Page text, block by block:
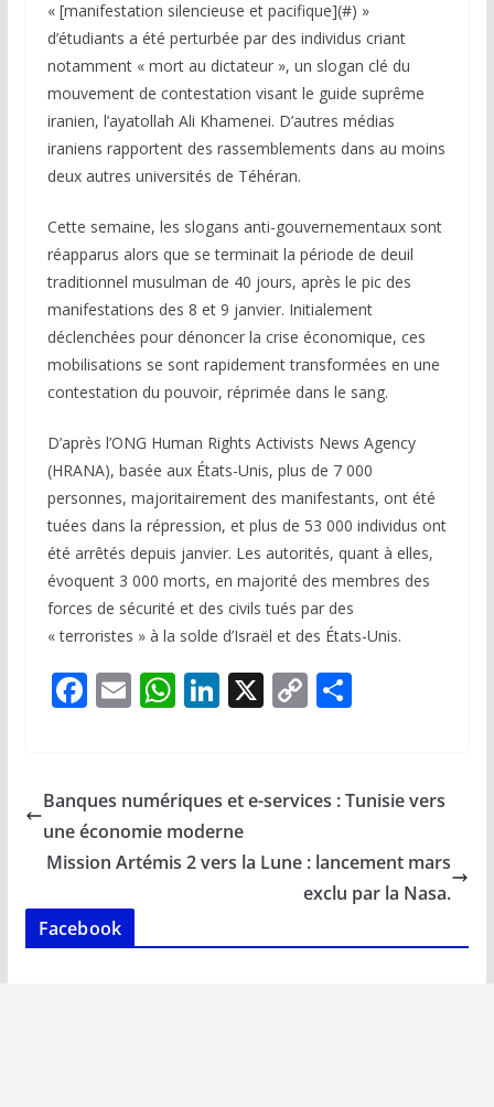
« [manifestation silencieuse et pacifique](#) »
d’étudiants a été perturbée par des individus criant
notamment « mort au dictateur », un slogan clé du
mouvement de contestation visant le guide suprême
iranien, l’ayatollah Ali Khamenei. D’autres médias
iraniens rapportent des rassemblements dans au moins
deux autres universités de Téhéran.
Cette semaine, les slogans anti-gouvernementaux sont
réapparus alors que se terminait la période de deuil
traditionnel musulman de 40 jours, après le pic des
manifestations des 8 et 9 janvier. Initialement
déclenchées pour dénoncer la crise économique, ces
mobilisations se sont rapidement transformées en une
contestation du pouvoir, réprimée dans le sang.
D’après l’ONG Human Rights Activists News Agency
(HRANA), basée aux États-Unis, plus de 7 000
personnes, majoritairement des manifestants, ont été
tuées dans la répression, et plus de 53 000 individus ont
été arrêtés depuis janvier. Les autorités, quant à elles,
évoquent 3 000 morts, en majorité des membres des
forces de sécurité et des civils tués par des
« terroristes » à la solde d’Israël et des États-Unis.
F
b
o
o
k
E
l
W
s
A
p
Li
e
dI
n
X C
y
n
k
P
g
Banques numériques et e-services : Tunisie vers
une économie moderne
Mission Artémis 2 vers la Lune : lancement mars
exclu par la Nasa.
Facebook